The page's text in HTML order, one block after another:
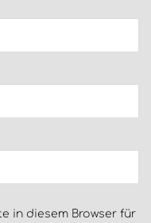
in diesem Browser für